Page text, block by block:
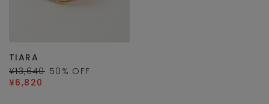
TIARA
¥13,640 50 % OFF
¥6,820